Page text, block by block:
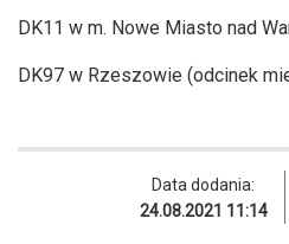
DK11 w m. Nowe Miasto nad
DK97 w Rzeszowie (odcinek
Data dodania:
24.08.2021 11:14